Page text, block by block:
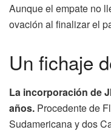
Aunque el empate no
ovación al finalizar el
Un fichaje
La incorporación de
años. Procedente de
Sudamericana y dos